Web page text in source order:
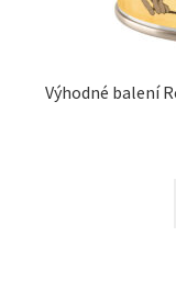
Výhodné balení